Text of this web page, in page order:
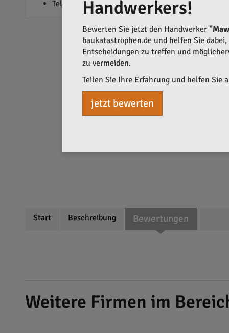
Telefonanlagen
Start Beschreibung Bewertungen
Weitere Firmen im
Handwerkers!
Bewerten Sie jetzt den Handwerker
baukatastrophen.de und helfen Sie
Entscheidungen zu treffen und
zu vermeiden.
Teilen Sie Ihre Erfahrung und helfen Sie
jetzt bewerten